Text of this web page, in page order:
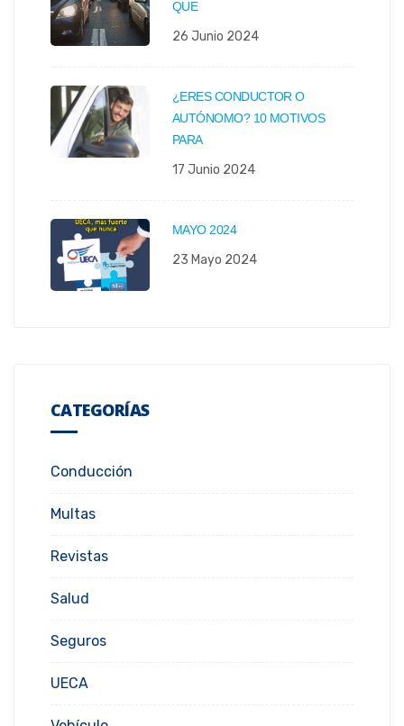
QUE
26 Junio 2024
¿ERES CONDUCTOR O
AUTÓNOMO? 10 MOTIVOS
PARA
17 Junio 2024
MAYO 2024
23 Mayo 2024
CATEGORÍAS
Conducción
Multas
Revistas
Salud
Seguros
UECA